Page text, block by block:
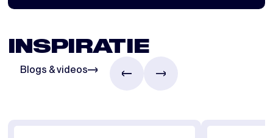
INSPIRATIE
Blogs & videos